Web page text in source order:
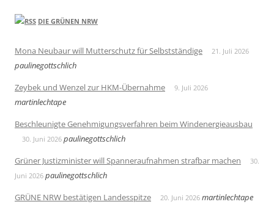
DIE GRÜNEN NRW
Mona Neubaur will Mutterschutz für Selbstständige 21. Juli 2026
paulinegottschlich
Zeybek und Wenzel zur HKM-Übernahme
9. Juli 2026
martinlechtape
Beschleunigte Genehmigungsverfahren beim Windenergieausbau
30. Juni 2026 paulinegottschlich
Grüner Justizminister will Spanneraufnahmen strafbar machen
30.
Juni 2026 paulinegottschlich
GRÜNE NRW bestätigen Landesspitze
20. Juni 2026 martinlechtape